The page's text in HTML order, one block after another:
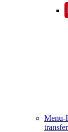
Menu-